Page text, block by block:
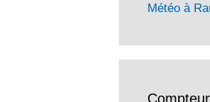
Météo à